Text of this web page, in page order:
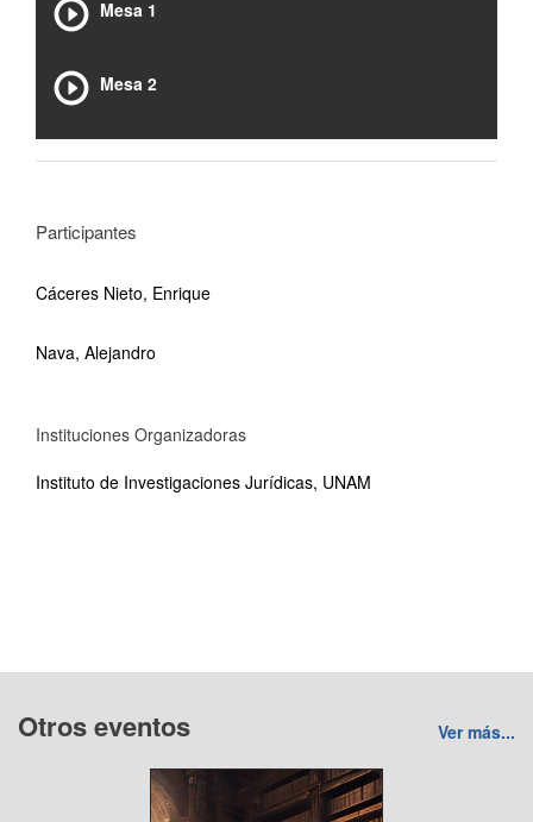
Mesa 1
Mesa 2
Participantes
Cáceres Nieto, Enrique
Nava, Alejandro
Instituciones Organizadoras
Instituto de Investigaciones Jurídicas, UNAM
Otros eventos Ver más...